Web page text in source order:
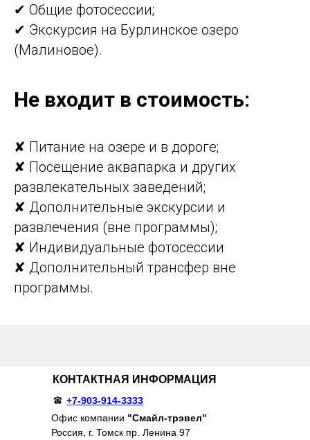
✔ Общие фотосессии;
✔ Экскурсия на Бурлинское озеро
(Малиновое).
Не входит в стоимость:
✘ Питание на озере и в дороге;
✘ Посещение аквапарка и других
развлекательных заведений;
✘ Дополнительные экскурсии и
развлечения (вне программы);
✘ Индивидуальные фотосессии
✘ Дополнительный трансфер вне
программы.
КОНТАКТНАЯ ИНФОРМАЦИЯ
+7-903-914-3333
Офис компании "Смайл-трэвел"
Россия, г. Томск пр. Ленина 97